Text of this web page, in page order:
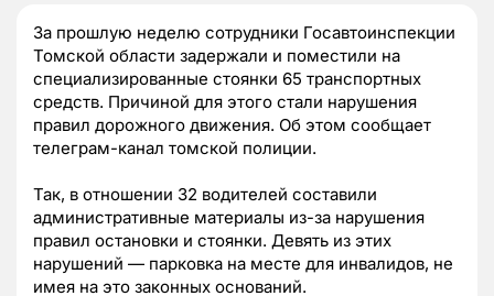
За прошлую неделю сотрудники Госавтоинспекции
Томской области задержали и поместили на
специализированные стоянки 65 транспортных
средств. Причиной для этого стали нарушения
правил дорожного движения. Об этом сообщает
телеграм-канал томской полиции.
Так, в отношении 32 водителей составили
административные материалы из-за нарушения
правил остановки и стоянки. Девять из этих
нарушений — парковка на месте для инвалидов, не
имея на это законных оснований.